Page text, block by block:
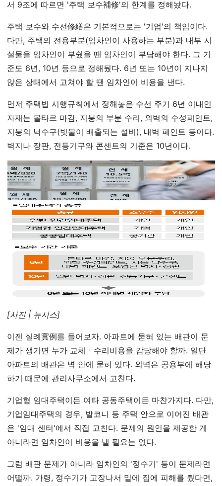
서 9조에 따르면 '주택 보수補修'의 한계를 정해놨다.
주택 보수와 수선修繕은 기본적으로는 '기업'의 책임이다.
다만, 주택의 전용부분(임차인이 사용하는 부분)과 내부 시
설물을 임차인이 부쉈을 땐 임차인이 부담해야 한다. 그 기
준도 6년, 10년 등으로 정해뒀다. 6년 또는 10년이 지나지
않은 상태에서 고쳐야 할 땐 임차인이 비용을 낸다.
먼저 주택법 시행규칙에서 정해놓은 수선 주기 6년 이내인
자재는 몰타르 마감, 지붕의 부분 수리, 외벽의 수성페인트,
지붕의 낙수구(빗물이 배출되는 설비), 내벽 페인트 등이다.
벽지나 장판, 전등기구와 콘센트의 기준은 10년이다.
[사진 | 뉴시스]
이젠 실례實例를 들어보자. 아파트에 묻혀 있는 배관이 문
제가 생기면 누가 교체ㆍ수리비용을 감당해야 할까. 일단
아파트의 배관은 벽 안에 묻혀 있다. 외벽은 공용부에 해당
하기 때문에 관리사무소에서 고친다.
기업형 임대주택이든 여타 공동주택이든 마찬가지다. 다만,
기업임대주택의 경우, 발코니 등 주택 안으로 이어진 배관
은 '임대 센터'에서 직접 고친다. 문제의 원인을 제공한 게
아니라면 임차인이 비용을 낼 필요는 없다.
그럼 배관 문제가 아니라 임차인의 '정수기' 등이 문제라면
어떨까. 가령, 정수기가 고장나서 밑에 집에 피해를 줬다면,